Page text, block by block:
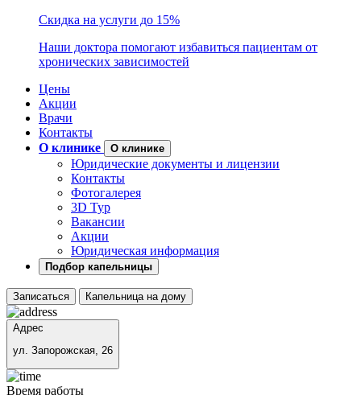
Скидка на услуги до 15%
Наши доктора помогают избавиться пациентам от
хронических зависимостей
Цены
Акции
Врачи
Контакты
О клинике
О клинике
Юридические документы и лицензии
Контакты
Фотогалерея
3D Тур
Вакансии
Акции
Юридическая информация
Подбор капельницы
Записаться Капельница на дому
Адрес
ул. Запорожская, 26
Время работы